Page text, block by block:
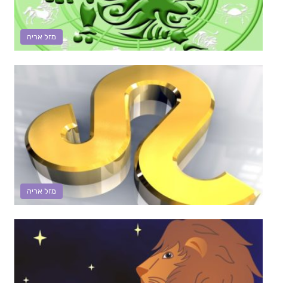
מזל אריה
מזל אריה